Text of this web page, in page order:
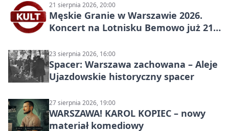
21 sierpnia 2026, 20:00
Męskie Granie w Warszawie 2026.
Koncert na Lotnisku Bemowo już 21
23 sierpnia 2026, 16:00
Spacer: Warszawa zachowana – Aleje
Ujazdowskie historyczny spacer
27 sierpnia 2026, 19:00
WARSZAWA! KAROL KOPIEC – nowy
materiał komediowy